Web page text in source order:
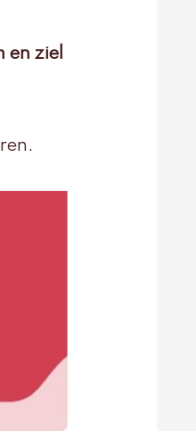
en ziel